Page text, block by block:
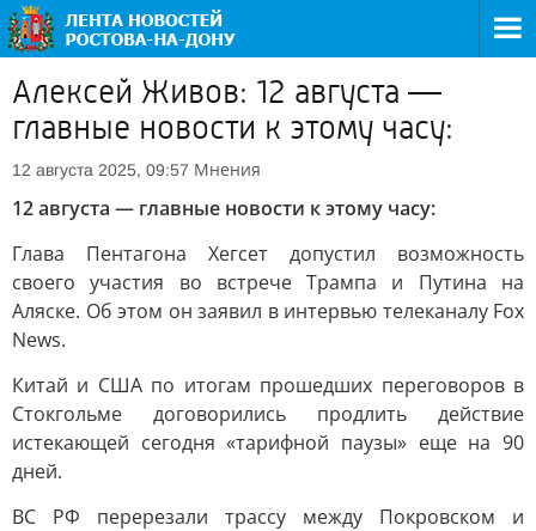
Алексей Живов: 12 августа —
главные новости к этому часу:
12 августа 2025, 09:57 Мнения
12 августа — главные новости к этому часу:
Глава Пентагона Хегсет допустил возможность
своего участия во встрече Трампа и Путина на
Аляске. Об этом он заявил в интервью телеканалу Fox
News.
Китай и США по итогам прошедших переговоров в
Стокгольме договорились продлить действие
истекающей сегодня «тарифной паузы» еще на 90
дней.
ВС РФ перерезали трассу между Покровском и